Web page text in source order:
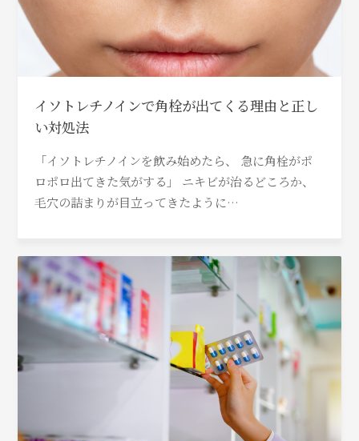
イソトレチノインで角栓が出てくる理由と正し
い対処法
「イソトレチノインを飲み始めたら、 急に角栓がポ
ロポロ出てきた気がする」 ニキビが治るどころか、
毛穴の詰まりが目立ってきたように…